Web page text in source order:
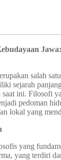
salah
sejarah
saat ini. Filosofi
pedoman
lokal yang
yang
yang terdiri